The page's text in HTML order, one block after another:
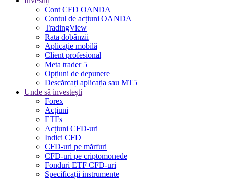
Cont CFD OANDA
Contul de acțiuni OANDA
TradingView
Rata dobânzii
Aplicație mobilă
Client profesional
Meta trader 5
Opțiuni de depunere
Descărcați aplicația sau MT5
Unde să investești
Forex
Acțiuni
ETFs
Acțiuni CFD-uri
Indici CFD
CFD-uri pe mărfuri
CFD-uri pe criptomonede
Fonduri ETF CFD-uri
Specificații instrumente